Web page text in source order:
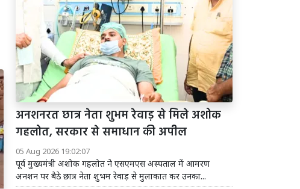
अनशनरत छात्र नेता शुभम रेवाड़ से मिले अशोक
गहलोत, सरकार से समाधान की अपील
05 Aug 2026 19:02:07
पूर्व मुख्यमंत्री अशोक गहलोत ने एसएमएस अस्पताल में आमरण
अनशन पर बैठे छात्र नेता शुभम रेवाड़ से मुलाकात कर उनका...